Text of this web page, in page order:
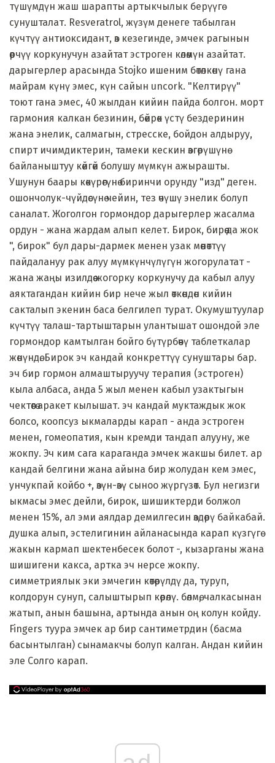
түшүмдүн жаш шарапты артыкчылык берүүгө
сунушталат. Resveratrol, жүзүм денеге табылган
күчтүү антиоксидант, өз кезегинде, эмчек рагынын
өөрчүү коркунучун азайтат эстроген көлөмүн азайтат.
дарыгерлер арасында Stojko ишеним бөтөлкөнү гана
майрам күнү эмес, күн сайын uncork. "Келтирүү"
тоют гана эмес, 40 жылдан кийин пайда болгон. морт
гармония калкан безинин, бөйрөк үстү бездеринин
жана энелик, салмагын, стресске, бойдон алдыруу,
спирт ичимдиктерин, тамеки кескин өзгөрүшүнө
байланыштуу көйгөй болушу мүмкүн ажырашты.
Ушунун баары көкүрөгүнө биринчи орунду "изд" деген.
ошончолук-чүйдөсүнө чейин, тез өчүшү энелик болуп
саналат. Жоголгон гормондор дарыгерлер жасалма
ордун - жана жардам алып келет. Бирок, бирөө да жок
", бирок" бул дары-дармек менен узак мөөнөттүү
пайдалануу рак алуу мүмкүнчүлүгүн жогорулатат -
жана жаңы изилдөө жогорку коркунучу да кабыл алуу
аяктагандан кийин бир нече жыл өткөндөн кийин
сакталып экенин баса белгилеп турат. Окумуштуулар
күчтүү талаш-тартыштарын улантышат ошондой эле
гормондор камтылган бойго бүтүрбөөчү таблеткалар
жөнүндө. Бирок эч кандай конкреттүү сунуштары бар.
эч бир гормон алмаштыруучу терапия (эстроген)
кыла албаса, анда 5 жыл менен кабыл узактыгын
чектөөгө аракет кылышат. эч кандай муктаждык жок
болсо, коопсуз ыкмаларды карап - анда эстроген
менен, гомеопатия, кын кремди тандап алууну, же
жокпу. Эч ким сага караганда эмчек жакшы билет. ар
кандай белгини жана айына бир жолудан кем эмес,
унчукпай койбо +, өзүн-өзү сыноо жүргүзөт. Бул негизги
ыкмасы эмес дейли, бирок, шишиктерди болжол
менен 15%, ал эми аялдар демилгесин өздөрү байкабай.
душка алып, эстелигинин айланасында карап күзгүгө
жакын кармап шектенбесек болот -, кызарганы жана
шишигени какса, артка эч нерсе жокпу.
симметриялык эки эмчегин көтөрүлдү да, туруп,
колдорун сунуп, салыштырып көрөлү. бөлмө, чалкасынан
жатып, анын башына, артында анын оң колун койду.
Fingers туура эмчек ар бир сантиметрдин (басма
басынтылган) сынамакчы болуп калган. Андан кийин
эле Солго карап.